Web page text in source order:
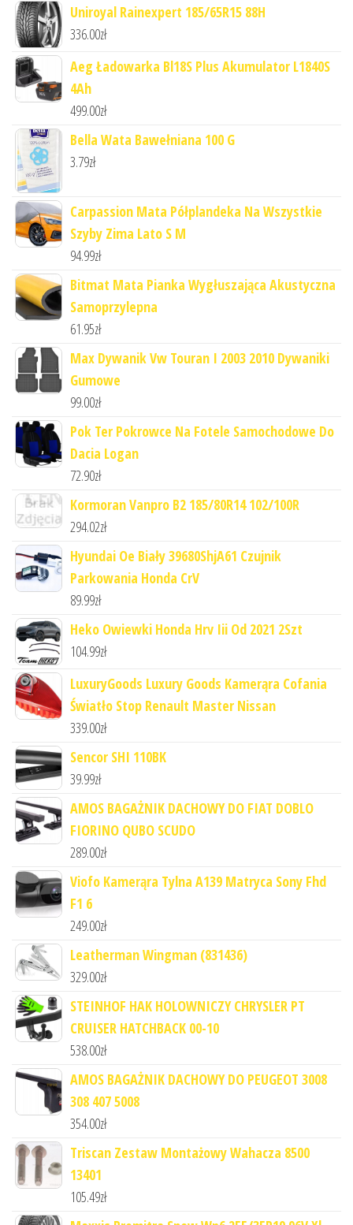
Uniroyal Rainexpert 185/65R15 88H
336.00zł
Aeg Ładowarka Bl18S Plus Akumulator L1840S
4Ah
499.00zł
Bella Wata Bawełniana 100 G
3.79zł
Carpassion Mata Półplandeka Na Wszystkie
Szyby Zima Lato S M
94.99zł
Bitmat Mata Pianka Wygłuszająca Akustyczna
Samoprzylepna
61.95zł
Max Dywanik Vw Touran I 2003 2010 Dywaniki
Gumowe
99.00zł
Pok Ter Pokrowce Na Fotele Samochodowe Do
Dacia Logan
72.90zł
Kormoran Vanpro B2 185/80R14 102/100R
294.02zł
Hyundai Oe Biały 39680ShjA61 Czujnik
Parkowania Honda CrV
89.99zł
Heko Owiewki Honda Hrv Iii Od 2021 2Szt
104.99zł
LuxuryGoods Luxury Goods Kamerąra Cofania
Światło Stop Renault Master Nissan
339.00zł
Sencor SHI 110BK
39.99zł
AMOS BAGAŻNIK DACHOWY DO FIAT DOBLO
FIORINO QUBO SCUDO
289.00zł
Viofo Kamerąra Tylna A139 Matryca Sony Fhd
F1 6
249.00zł
Leatherman Wingman (831436)
329.00zł
STEINHOF HAK HOLOWNICZY CHRYSLER PT
CRUISER HATCHBACK 00-10
538.00zł
AMOS BAGAŻNIK DACHOWY DO PEUGEOT 3008
308 407 5008
354.00zł
Triscan Zestaw Montażowy Wahacza 8500
13401
105.49zł